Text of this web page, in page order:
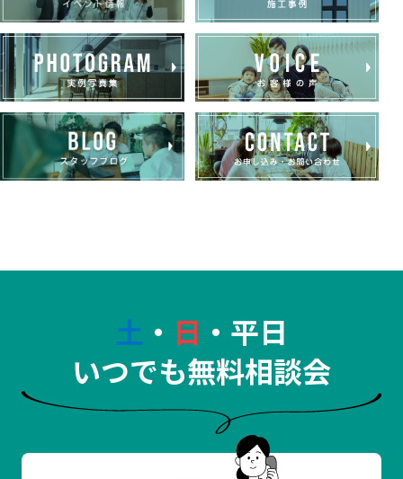
土 ・ 日 ・平日
いつでも無料相談会